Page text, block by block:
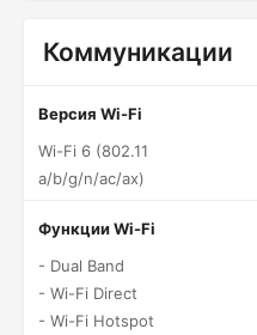
Коммуникации
Версия Wi-Fi
Wi-Fi 6 (802.11
a/b/g/n/ac/ax)
Функции Wi-Fi
- Dual Band
- Wi-Fi Direct
- Wi-Fi Hotspot